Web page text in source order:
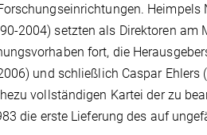
2004) setzten als Direktoren
fort, die
und schließlich Caspar
vollständigen Kartei der zu
die erste Lieferung des auf